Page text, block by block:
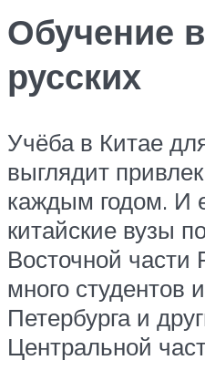
Обучение
русских
Учёба в Китае
выглядит
каждым годом. И
китайские вузы
Восточной части
много студентов
Петербурга и
Центральной